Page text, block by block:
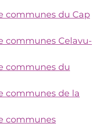
communes du Cap
communes Celavu-
communes du
communes de la
communes